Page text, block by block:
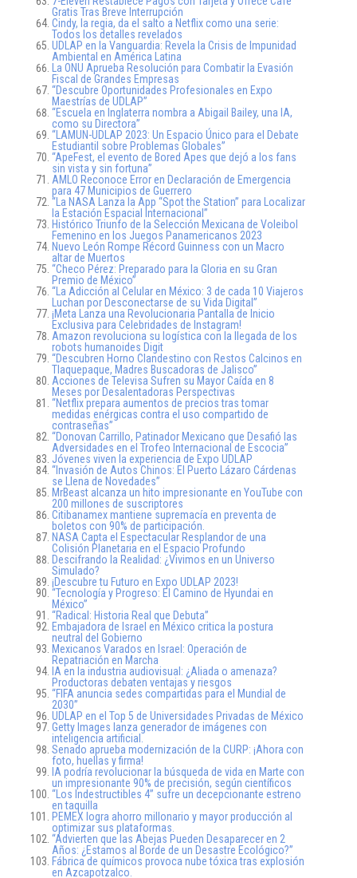
Gratis Tras Breve Interrupción
Cindy, la regia, da el salto a Netflix como una serie:
Todos los detalles revelados
UDLAP en la Vanguardia: Revela la Crisis de Impunidad
Ambiental en América Latina
La ONU Aprueba Resolución para Combatir la Evasión
Fiscal de Grandes Empresas
“Descubre Oportunidades Profesionales en Expo
Maestrías de UDLAP”
“Escuela en Inglaterra nombra a Abigail Bailey, una IA,
como su Directora”
“LAMUN-UDLAP 2023: Un Espacio Único para el Debate
Estudiantil sobre Problemas Globales”
“ApeFest, el evento de Bored Apes que dejó a los fans
sin vista y sin fortuna”
AMLO Reconoce Error en Declaración de Emergencia
para 47 Municipios de Guerrero
“La NASA Lanza la App “Spot the Station” para Localizar
la Estación Espacial Internacional”
Histórico Triunfo de la Selección Mexicana de Voleibol
Femenino en los Juegos Panamericanos 2023
Nuevo León Rompe Récord Guinness con un Macro
altar de Muertos
“Checo Pérez: Preparado para la Gloria en su Gran
Premio de México”
“La Adicción al Celular en México: 3 de cada 10 Viajeros
Luchan por Desconectarse de su Vida Digital”
¡Meta Lanza una Revolucionaria Pantalla de Inicio
Exclusiva para Celebridades de Instagram!
Amazon revoluciona su logística con la llegada de los
robots humanoides Digit
“Descubren Horno Clandestino con Restos Calcinos en
Tlaquepaque, Madres Buscadoras de Jalisco”
Acciones de Televisa Sufren su Mayor Caída en 8
Meses por Desalentadoras Perspectivas
“Netflix prepara aumentos de precios tras tomar
medidas enérgicas contra el uso compartido de
contraseñas”
“Donovan Carrillo, Patinador Mexicano que Desafió las
Adversidades en el Trofeo Internacional de Escocia”
Jóvenes viven la experiencia de Expo UDLAP
“Invasión de Autos Chinos: El Puerto Lázaro Cárdenas
se Llena de Novedades”
MrBeast alcanza un hito impresionante en YouTube con
200 millones de suscriptores
Citibanamex mantiene supremacía en preventa de
boletos con 90% de participación.
NASA Capta el Espectacular Resplandor de una
Colisión Planetaria en el Espacio Profundo
Descifrando la Realidad: ¿Vivimos en un Universo
Simulado?
¡Descubre tu Futuro en Expo UDLAP 2023!
“Tecnología y Progreso: El Camino de Hyundai en
México”
“Radical: Historia Real que Debuta”
Embajadora de Israel en México critica la postura
neutral del Gobierno
Mexicanos Varados en Israel: Operación de
Repatriación en Marcha
IA en la industria audiovisual: ¿Aliada o amenaza?
Productoras debaten ventajas y riesgos
“FIFA anuncia sedes compartidas para el Mundial de
2030”
UDLAP en el Top 5 de Universidades Privadas de México
Getty Images lanza generador de imágenes con
inteligencia artificial.
Senado aprueba modernización de la CURP: ¡Ahora con
foto, huellas y firma!
IA podría revolucionar la búsqueda de vida en Marte con
un impresionante 90% de precisión, según científicos
“Los Indestructibles 4” sufre un decepcionante estreno
en taquilla
PEMEX logra ahorro millonario y mayor producción al
optimizar sus plataformas.
“Advierten que las Abejas Pueden Desaparecer en 2
Años: ¿Estamos al Borde de un Desastre Ecológico?”
Fábrica de químicos provoca nube tóxica tras explosión
en Azcapotzalco.